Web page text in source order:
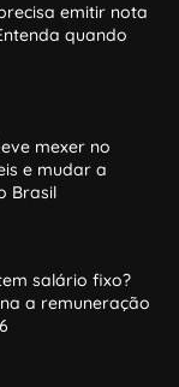
emitir nota
quando
mexer no
e mudar a
Brasil
salário fixo?
a remuneração